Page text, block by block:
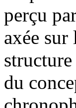
perçu
axée
du